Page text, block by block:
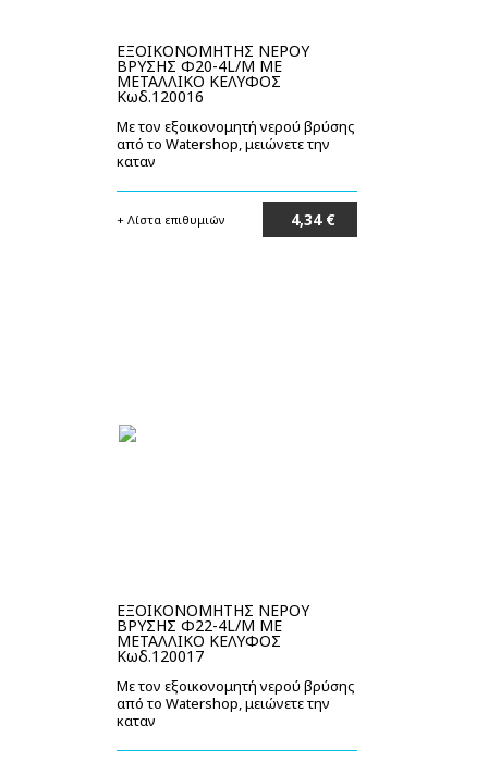
ΕΞΟΙΚΟΝΟΜΗΤΗΣ ΝΕΡΟΥ
ΒΡΥΣΗΣ Φ20-4L/M ΜΕ
ΜΕΤΑΛΛΙΚΟ ΚΕΛΥΦΟΣ
Κωδ.120016
Με τον εξοικονομητή νερού βρύσης
από το Watershop, μειώνετε την
καταν
+ Λίστα επιθυμιών 4,34 €
ΕΞΟΙΚΟΝΟΜΗΤΗΣ ΝΕΡΟΥ
ΒΡΥΣΗΣ Φ22-4L/M ΜΕ
ΜΕΤΑΛΛΙΚΟ ΚΕΛΥΦΟΣ
Κωδ.120017
Με τον εξοικονομητή νερού βρύσης
από το Watershop, μειώνετε την
καταν